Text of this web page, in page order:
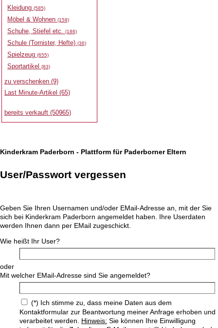
Kleidung (585)
Möbel & Wohnen (159)
Schuhe, Stiefel etc. (186)
Schule (Tornister, Hefte) (36)
Spielzeug (655)
Sportartikel (83)
zu verschenken (9)
Last Minute-Artikel (65)
bereits verkauft (50965)
Kinderkram Paderborn - Plattform für Paderborner Eltern
User/Passwort vergessen
Geben Sie Ihren Usernamen und/oder EMail-Adresse an, mit der Sie
sich bei Kinderkram Paderborn angemeldet haben. Ihre Userdaten
werden Ihnen dann per EMail zugeschickt.
Wie heißt Ihr User?
oder
Mit welcher EMail-Adresse sind Sie angemeldet?
(*) Ich stimme zu, dass meine Daten aus dem
Kontaktformular zur Beantwortung meiner Anfrage erhoben und
verarbeitet werden. Hinweis: Sie können Ihre Einwilligung